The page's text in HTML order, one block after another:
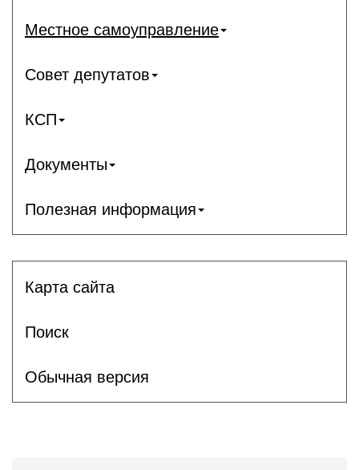
Местное самоуправление
Совет депутатов
КСП
Документы
Полезная информация
Карта сайта
Поиск
Обычная версия